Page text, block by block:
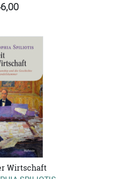
Wirtschaft